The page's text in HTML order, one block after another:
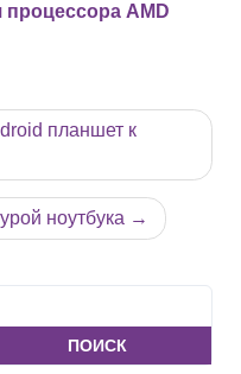
AMD
планшет к
ноутбука
ПОИСК